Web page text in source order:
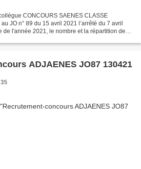
CONCOURS SAENES CLASSE
JO n° 89 du 15 avril 2021 l’arrêté du 7 avril
de l'année 2021, le nombre et la répartition des
ADJAENES JO87 130421